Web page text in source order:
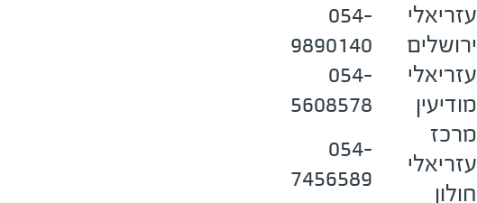
עזריאלי
ירושלים
054-
9890140
עזריאלי
מודיעין
054-
5608578
מרכז
עזריאלי
חולון
054-
7456589